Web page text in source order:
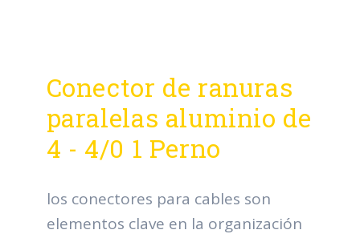
Conector de ranuras
paralelas aluminio de
4 - 4/0 1 Perno
los conectores para cables son
elementos clave en la organización